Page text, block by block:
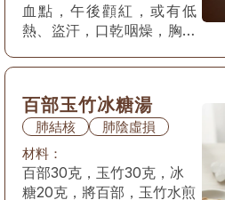
血點，午後顴紅，或有低
熱、盜汗，口乾咽燥，胸部
或細數。
百部玉竹冰糖湯
肺結核
肺陰虛損
材料：
百部30克，玉竹30克，冰
糖20克，將百部，玉竹水煎